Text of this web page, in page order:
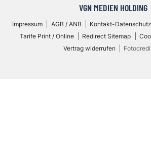
VGN MEDIEN HOLDING
Impressum AGB / ANB Kontakt-Datenschutz
Tarife Print / Online
Redirect Sitemap
Vertrag widerrufen